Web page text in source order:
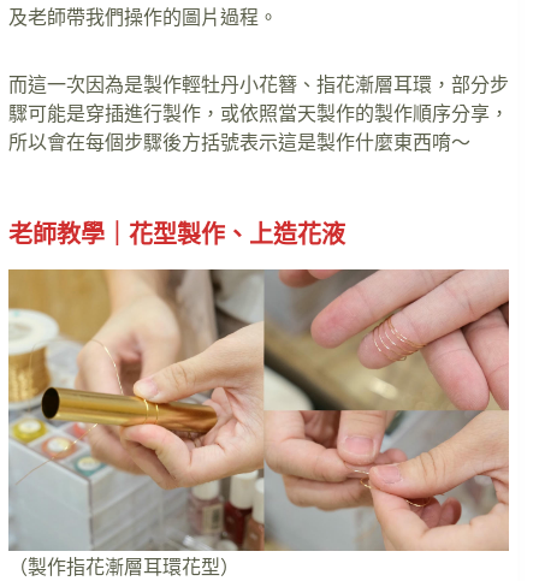
及老師帶我們操作的圖片過程。
而這一次因為是製作輕牡丹小花簪、指花漸層耳環，部分步
驟可能是穿插進行製作，或依照當天製作的製作順序分享，
所以會在每個步驟後方括號表示這是製作什麼東西唷～
老師教學｜花型製作、上造花液
（製作指花漸層耳環花型）